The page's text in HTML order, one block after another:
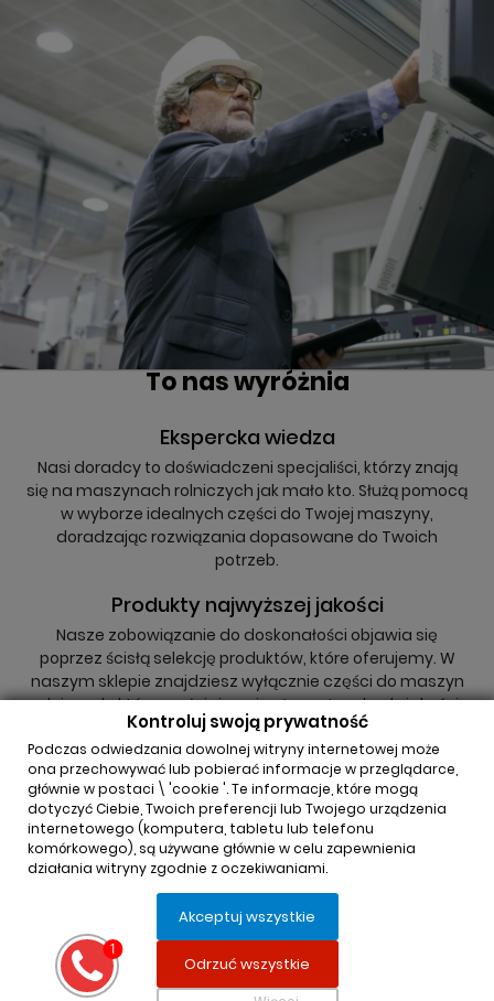
To nas wyróżnia
Ekspercka wiedza
Nasi doradcy to doświadczeni specjaliści, którzy znają
się na maszynach rolniczych jak mało kto. Służą pomocą
w wyborze idealnych części do Twojej maszyny,
doradzając rozwiązania dopasowane do Twoich
potrzeb.
Produkty najwyższej jakości
Nasze zobowiązanie do doskonałości objawia się
poprzez ścisłą selekcję produktów, które oferujemy. W
naszym sklepie znajdziesz wyłącznie części do maszyn
rolniczych, które spełniają najwyższe standardy jakości,
niezależnie od tego, czy są to oryginały, czy zamienniki.
INFORMACJA O SKLEPIE
REGULAMINY
Kontroluj swoją prywatność
Podczas odwiedzania dowolnej witryny internetowej może
ona przechowywać lub pobierać informacje w przeglądarce,
głównie w postaci \ 'cookie '. Te informacje, które mogą
dotyczyć Ciebie, Twoich preferencji lub Twojego urządzenia
internetowego (komputera, tabletu lub telefonu
komórkowego), są używane głównie w celu zapewnienia
działania witryny zgodnie z oczekiwaniami.
Akceptuj wszystkie
Odrzuć wszystkie